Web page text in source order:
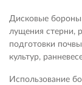
Дисковые бороны
лущения стерни,
подготовки
культур,
Использование